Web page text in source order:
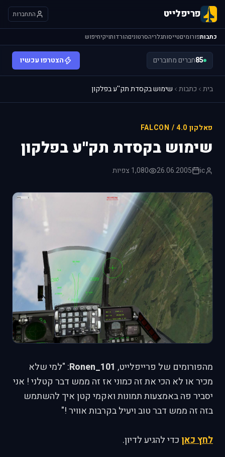
פריפלייט התחברות
כתבותפורומיםטייסותגלריהסרטוניםהורדותויקיחיפוש
85חברים מחוברים הצטרפו עכשיו
בית כתבות שימוש בקסדת תק''ע בפלקון
פאלקון 4.0 / FALCON
שימוש בקסדת תק''ע בפלקון
ic
26.06.2005 1,080 צפיות
מהפורומים של פרייפלייט,
: "למי שלא
מכיר או לא הכי את זה כמוני אז זה ממש דבר קטלני ! אני
יסביר פה באמצעות תמונות ואקמי קטן איך להשתמש
בזה זה ממש דבר טוב ויעיל בקרבות אוויר !"
לחץ כאן כדי להגיע לדיון.